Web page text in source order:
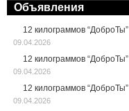
Объявления
12 килограммов “ДоброТы”
09.04.2026
12 килограммов “ДоброТы”
09.04.2026
12 килограммов “ДоброТы”
09.04.2026